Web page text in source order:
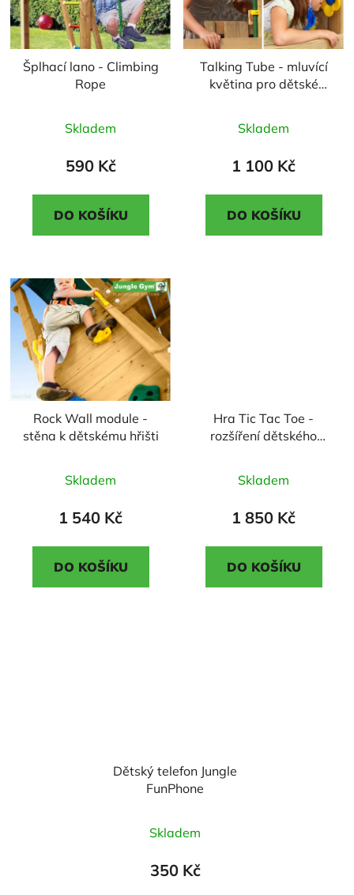
Šplhací lano - Climbing
Rope
hodnocení
produktu
5,0
z
Skladem
590 Kč
DO KOŠÍKU
Talking Tube - mluvící
květina pro dětské
hodnocení
produktu
4,5
z
Skladem
1 100 Kč
DO KOŠÍKU
Rock Wall module -
stěna k dětskému hřišti
hodnocení
produktu
z
Skladem
1 540 Kč
DO KOŠÍKU
Hra Tic Tac Toe -
rozšíření dětského
hodnocení
produktu
z
Skladem
1 850 Kč
DO KOŠÍKU
Dětský telefon Jungle
FunPhone
hodnocení
produktu
Skladem
350 Kč